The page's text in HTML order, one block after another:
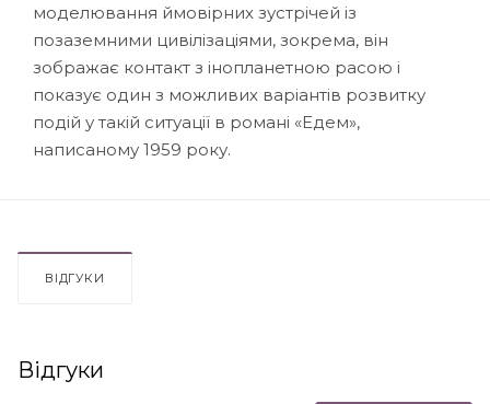
моделювання ймовірних зустрічей із
позаземними цивілізаціями, зокрема, він
зображає контакт з інопланетною расою і
показує один з можливих варіантів розвитку
подій у такій ситуації в романі «Едем»,
написаному 1959 року.
ВІДГУКИ
Відгуки